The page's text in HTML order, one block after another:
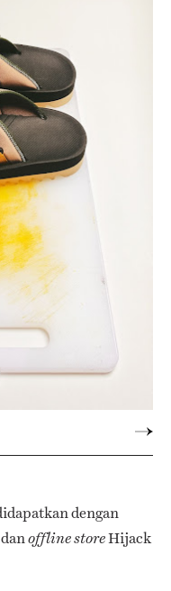
dengan
danoffline storeHijack